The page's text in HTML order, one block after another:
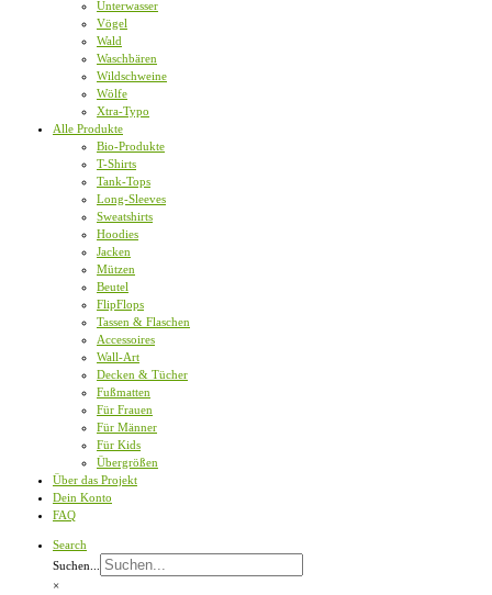
Unterwasser
Vögel
Wald
Waschbären
Wildschweine
Wölfe
Xtra-Typo
Alle Produkte
Bio-Produkte
T-Shirts
Tank-Tops
Long-Sleeves
Sweatshirts
Hoodies
Jacken
Mützen
Beutel
FlipFlops
Tassen & Flaschen
Accessoires
Wall-Art
Decken & Tücher
Fußmatten
Für Frauen
Für Männer
Für Kids
Übergrößen
Über das Projekt
Dein Konto
FAQ
Search
Suchen...
×